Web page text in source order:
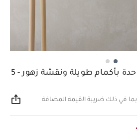
طقم لباس قطعة واحدة بأكمام طويلة ونقشة زهور - 5
بما في ذلك ضريبة القيمة المضافة